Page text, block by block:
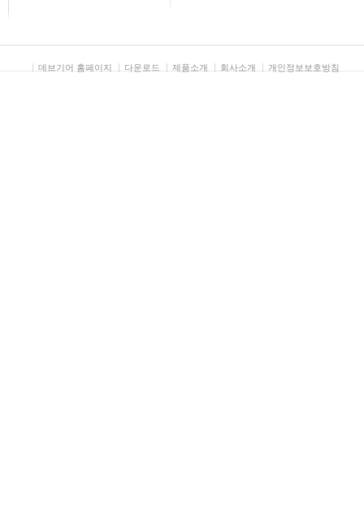
데브기어 홈페이지 다운로드 제품소개 회사소개 개인정보보호방침